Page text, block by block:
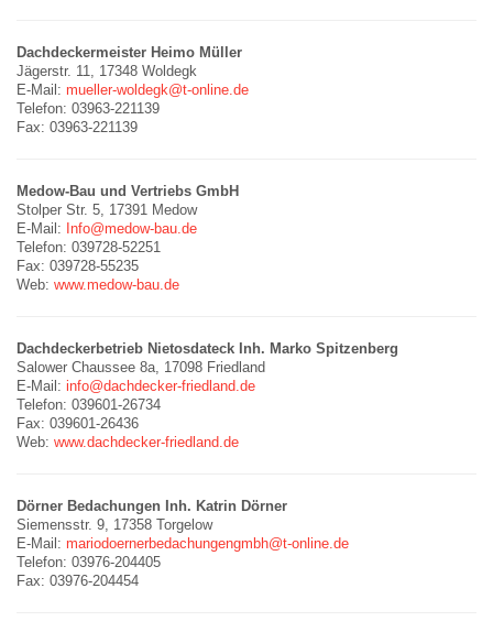
Dachdeckermeister Heimo Müller
Jägerstr. 11, 17348 Woldegk
E-Mail: mueller-woldegk@t-online.de
Telefon: 03963-221139
Fax: 03963-221139
Medow-Bau und Vertriebs GmbH
Stolper Str. 5, 17391 Medow
E-Mail: Info@medow-bau.de
Telefon: 039728-52251
Fax: 039728-55235
Web: www.medow-bau.de
Dachdeckerbetrieb Nietosdateck Inh. Marko Spitzenberg
Salower Chaussee 8a, 17098 Friedland
E-Mail: info@dachdecker-friedland.de
Telefon: 039601-26734
Fax: 039601-26436
Web: www.dachdecker-friedland.de
Dörner Bedachungen Inh. Katrin Dörner
Siemensstr. 9, 17358 Torgelow
E-Mail: mariodoernerbedachungengmbh@t-online.de
Telefon: 03976-204405
Fax: 03976-204454